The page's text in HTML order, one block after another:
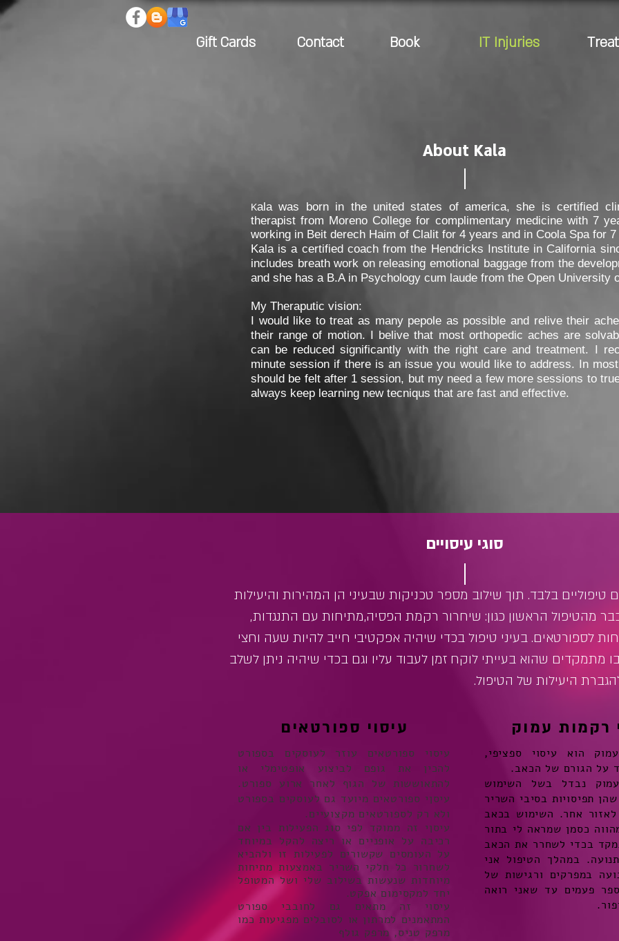
Gift Cards Contact Book IT Injuries
About Kala
Kala was born in the united states of america, she is certified
therapist from Moreno College for complimentary medicine with 7
working in Beit derech Haim of Clalit for 4 years and in Coola Spa for
Kala is a certified coach from the Hendricks Institute in California
includes breath work on releasing emotional baggage from the
and she has a B.A in Psychology cum laude from the Open University
My Theraputic vision:
I would like to treat as many pepole as possible and relive their
their range of motion. I belive that most orthopedic aches are
can be reduced significantly with the right care and treatment. I
minute session if there is an issue you would like to address. In
should be felt after 1 session, but my need a few more sessions to
always keep learning new tecniqus that are fast and effective.
סוגי עיסויים
טיפוליים בלבד. תוך שילוב מספר טכניקות שבעיני הן המהירות והיעילות
מהטיפול הראשון כגון: שיחרור רקמת הפסיה,מתיחות עם התנגדות,
לספורטאים. בעיני טיפול בכדי שיהיה אפקטיבי חייב להיות שעה וחצי
מתמקדים שהוא בעייתי לוקח זמן לעבוד עליו וגם בכדי שיהיה ניתן לשלב
היעילות של הטיפול.
עיסוי ספורטאים
עיסוי ספורטאים עוזר לעוסקים בספורט
להכין את גופם לביצוע אופטימלי או
להתאוששות של הגוף לאחר ארוע ספורט.
עיסןי ספורטאים מיועד גם לעוסקים בספורט
ולא רק לספורטאים מקצועיים.
עיסןי זה ממוקד לפי סוג הפעילות בין אם
רכיבה על אופניים או ריצה להקל במיוחד
על העומסים שקשורים לפעילות זו ולהביא
לשחרור כל חלקי השריר באמצעות מתיחות
מיוחדות שנעשות בשילוב שלי ושל המטופל
יחד למקסימום אפקט.
עיסוי זה מתאים גם לחובבי ספורט
המתאמנים למרתון או לסובלים מפגיעות כמו
מרפק טניס, מרפק גולף
רקמות עמוק
הוא עיסוי ספציפי,
על הגורם של הכאב.
נבדל בשל השימוש
תפיסויות בסיבי השריר
אחר. השימוש בכאב
כסמן שמראה לי בתור
בכדי לשחרר את הכאב
במהלך הטיפול אני
במפרקים ורגישות של
פעמים עד שאני רואה